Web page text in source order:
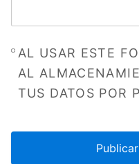
AL USAR ESTE
AL
TUS DATOS POR